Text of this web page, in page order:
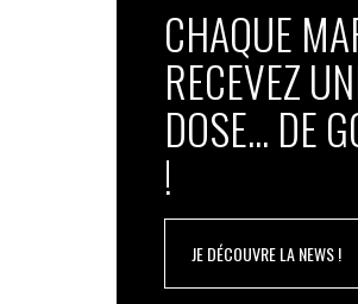
CHAQUE
RECEVEZ
DOSE... DE
!
JE DÉCOUVRE LA NEWS !